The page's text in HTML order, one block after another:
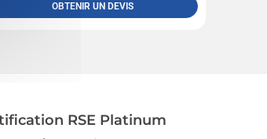
OBTENIR UN DEVIS
RSE Platinum